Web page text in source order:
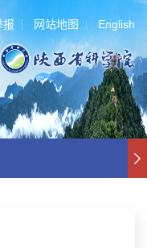
报 网站地图 English